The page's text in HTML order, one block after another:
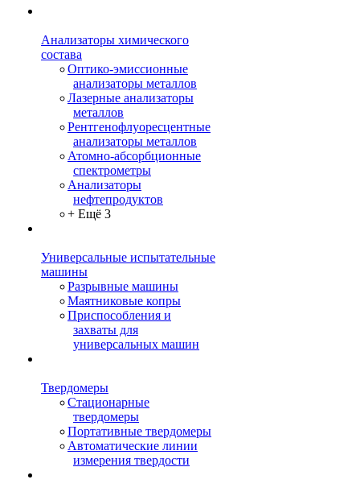
Анализаторы химического
состава
Оптико-эмиссионные
анализаторы металлов
Лазерные анализаторы
металлов
Рентгенофлуоресцентные
анализаторы металлов
Атомно-абсорбционные
спектрометры
Анализаторы
нефтепродуктов
+ Ещё 3
Универсальные испытательные
машины
Разрывные машины
Маятниковые копры
Приспособления и
захваты для
универсальных машин
Твердомеры
Стационарные
твердомеры
Портативные твердомеры
Автоматические линии
измерения твердости